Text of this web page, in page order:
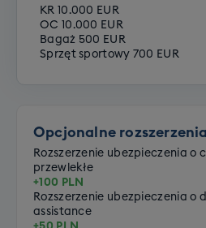
KR 10.000 EUR
OC 10.000 EUR
Bagaż 500 EUR
Sprzęt sportowy 700 EUR
Opcjonalne rozszerzenia
Rozszerzenie ubezpieczenia o
przewlekłe
+100 PLN
Rozszerzenie ubezpieczenia o
assistance